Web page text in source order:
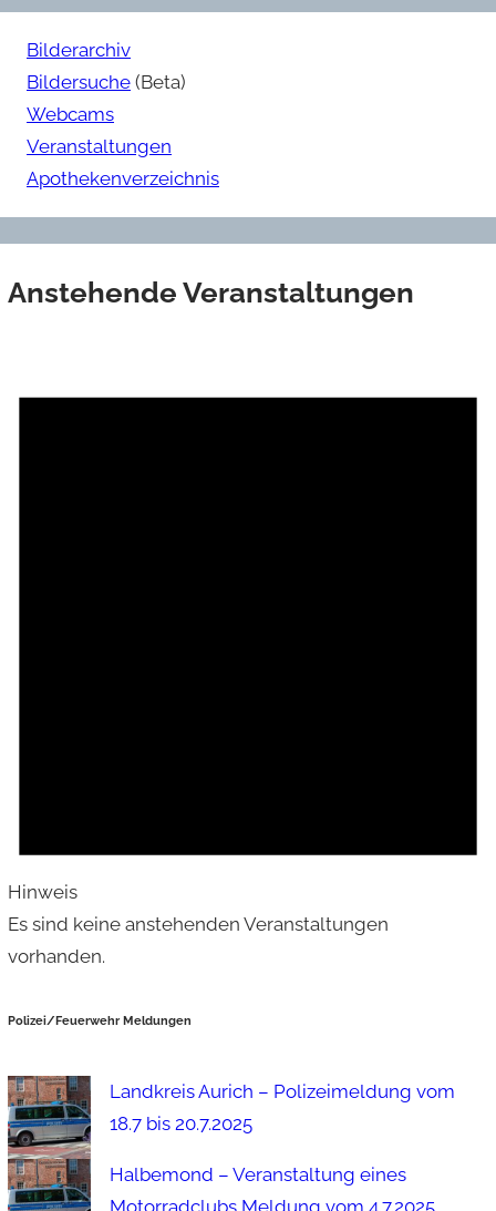
Bilderarchiv
Bildersuche (Beta)
Webcams
Veranstaltungen
Apothekenverzeichnis
Anstehende Veranstaltungen
Hinweis
Es sind keine anstehenden Veranstaltungen
vorhanden.
Polizei/Feuerwehr Meldungen
Landkreis Aurich – Polizeimeldung vom
18.7 bis 20.7.2025
Halbemond – Veranstaltung eines